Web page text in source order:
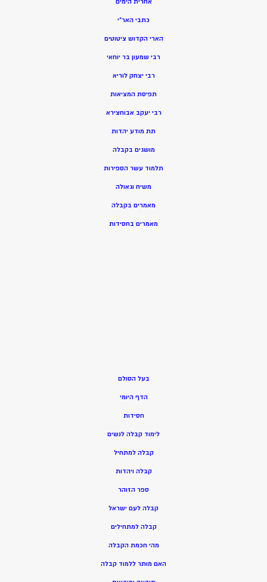
כתבי האר”י
הארי הקדוש ציטוטים
רבי שמעון בר יוחאי
רבי יצחק לוריא
תפיסת המציאות
רבי יעקב אבוחצירא
תת מודע יהדות
מושגים בקבלה
תלמוד עשר הספירות
משיח וגאולה
מאמרים בקבלה
מאמרים בחסידות
בעל הסולם
הדף היומי
חסידות
לימוד קבלה לנשים
קבלה למתחיל
קבלה ויהדות
ספר הזוהר
קבלה לעם ישראל
קבלה למתחילים
מהי חכמת הקבלה
האם מותר ללמוד קבלה